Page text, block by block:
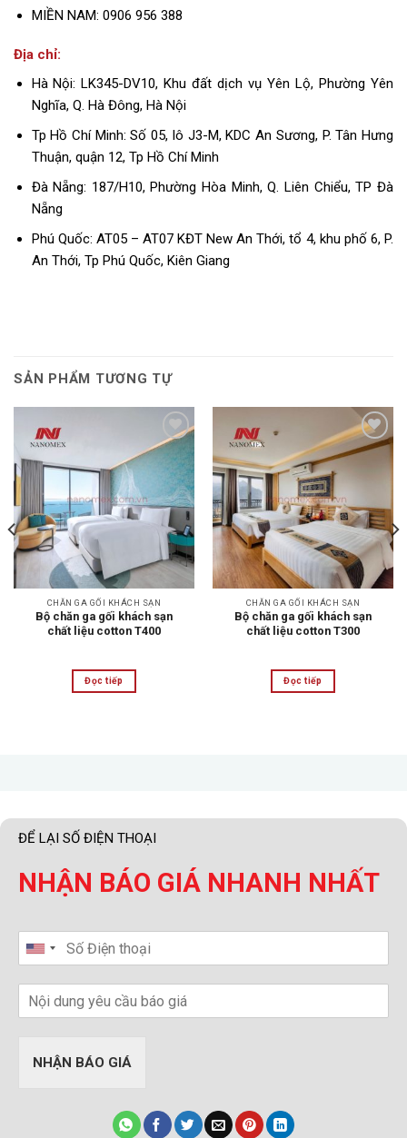
MIỀN NAM: 0906 956 388
Địa chỉ:
Hà Nội: LK345-DV10, Khu đất dịch vụ Yên Lộ, Phường Yên
Nghĩa, Q. Hà Đông, Hà Nội
Tp Hồ Chí Minh: Số 05, lô J3-M, KDC An Sương, P. Tân Hưng
Thuận, quận 12, Tp Hồ Chí Minh
Đà Nẵng: 187/H10, Phường Hòa Minh, Q. Liên Chiểu, TP Đà
Nẵng
Phú Quốc: AT05 – AT07 KĐT New An Thới, tổ 4, khu phố 6, P.
An Thới, Tp Phú Quốc, Kiên Giang
SẢN PHẨM TƯƠNG TỰ
wishlist
CHĂN GA GỐI KHÁCH SẠN
Bộ chăn ga gối khách sạn
chất liệu cotton T400
Đọc tiếp
CHĂN GA GỐI KHÁCH SẠN
Bộ chăn ga gối khách sạn
chất liệu cotton T300
Đọc tiếp
ĐỂ LẠI SỐ ĐIỆN THOẠI
NHẬN BÁO GIÁ NHANH NHẤT
NHẬN BÁO GIÁ